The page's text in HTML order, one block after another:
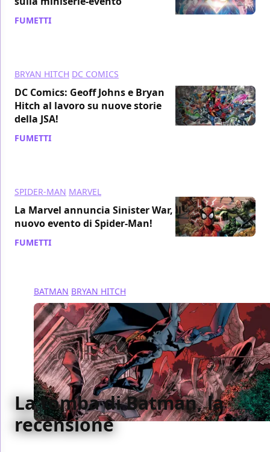
FUMETTI
BRYAN HITCH DC COMICS
DC Comics: Geoff Johns e Bryan
Hitch al lavoro su nuove storie
della JSA!
FUMETTI
SPIDER-MAN MARVEL
La Marvel annuncia Sinister War, il
nuovo evento di Spider-Man!
FUMETTI
BATMAN BRYAN HITCH
La tomba di Batman, la
recensione